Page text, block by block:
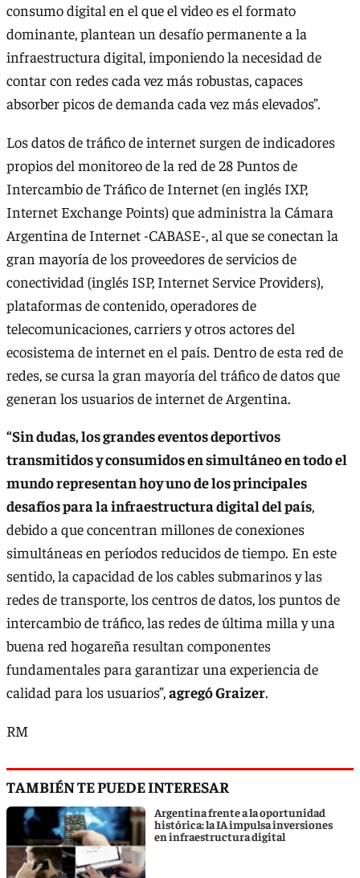
consumo digital en el que el video es el formato
dominante, plantean un desafío permanente a la
infraestructura digital, imponiendo la necesidad de
contar con redes cada vez más robustas, capaces
absorber picos de demanda cada vez más elevados”.
Los datos de tráfico de internet surgen de indicadores
propios del monitoreo de la red de 28 Puntos de
Intercambio de Tráfico de Internet (en inglés IXP,
Internet Exchange Points) que administra la Cámara
Argentina de Internet -CABASE-, al que se conectan la
gran mayoría de los proveedores de servicios de
conectividad (inglés ISP, Internet Service Providers),
plataformas de contenido, operadores de
telecomunicaciones, carriers y otros actores del
ecosistema de internet en el país. Dentro de esta red de
redes, se cursa la gran mayoría del tráfico de datos que
generan los usuarios de internet de Argentina.
“Sin dudas, los grandes eventos deportivos
transmitidos y consumidos en simultáneo en todo el
mundo representan hoy uno de los principales
desafíos para la infraestructura digital del país,
debido a que concentran millones de conexiones
simultáneas en períodos reducidos de tiempo. En este
sentido, la capacidad de los cables submarinos y las
redes de transporte, los centros de datos, los puntos de
intercambio de tráfico, las redes de última milla y una
buena red hogareña resultan componentes
fundamentales para garantizar una experiencia de
calidad para los usuarios”,agregó Graizer.
RM
TAMBIÉN TE PUEDE INTERESAR
Argentina frente a la oportunidad
histórica: la IA impulsa inversiones
en infraestructura digital